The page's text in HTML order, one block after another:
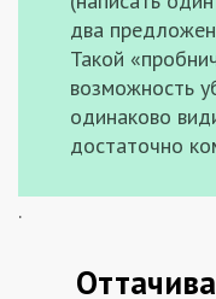
два
Такой
возможность
одинаково
достаточно
.